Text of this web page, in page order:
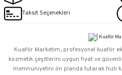
Taksit Seçenekleri
Kuaför Marketim, profesyonel kuaför
kozmetik çeşitlerini uygun fiyat ve
memnuniyetini ön planda tutarak hızlı